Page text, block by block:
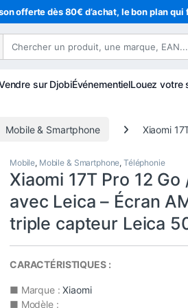
offerte dès 80€ d’achat, le bon plan
sur DjobiÉvénementielLouez votre
Mobile & Smartphone Xiaomi
Mobile, Mobile & Smartphone, Téléphonie
Xiaomi 17T Pro 12
avec Leica – Écran
triple capteur Leica
CARACTÉRISTIQUES :
■ Marque :Xiaomi
■ Modèle :